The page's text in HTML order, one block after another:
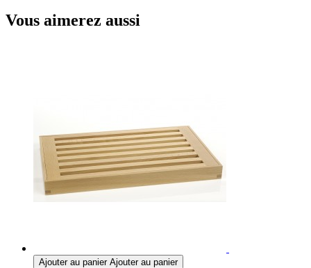
Vous aimerez aussi
Ajouter au panier Ajouter au panier